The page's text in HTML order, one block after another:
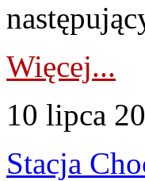
Więcej...
10 lipca
Stacja